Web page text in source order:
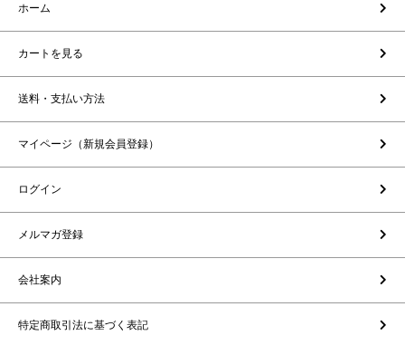
ホーム
カートを見る
送料・支払い方法
マイページ（新規会員登録）
ログイン
メルマガ登録
会社案内
特定商取引法に基づく表記